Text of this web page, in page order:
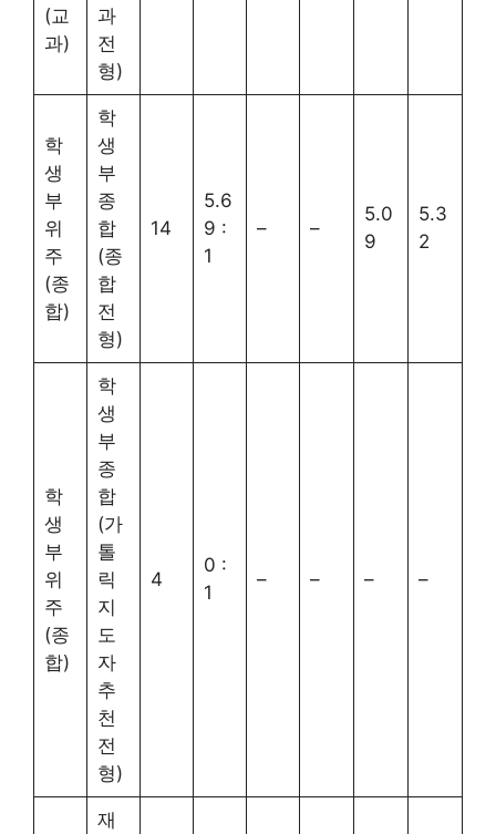
(교
과)
과
전
형)
학
생
부
위
주
(종
합)
학
생
부
종
합
(종
합
전
형)
14
5.6
9 :
1
– –
5.0
9
5.3
2
학
생
부
위
주
(종
합)
학
생
부
종
합
(가
톨
릭
지
도
자
추
천
전
형)
4
0 :
1
– – – –
재